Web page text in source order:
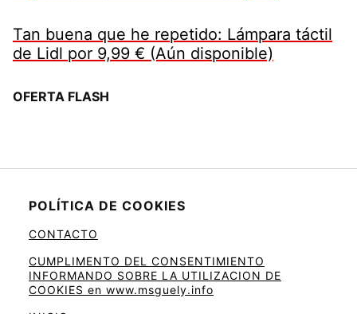
Tan buena que he repetido: Lámpara táctil
de Lidl por 9,99 € (Aún disponible)
OFERTA FLASH
POLÍTICA DE COOKIES
CONTACTO
CUMPLIMENTO DEL CONSENTIMIENTO
INFORMANDO SOBRE LA UTILIZACION DE
COOKIES en www.msguely.info